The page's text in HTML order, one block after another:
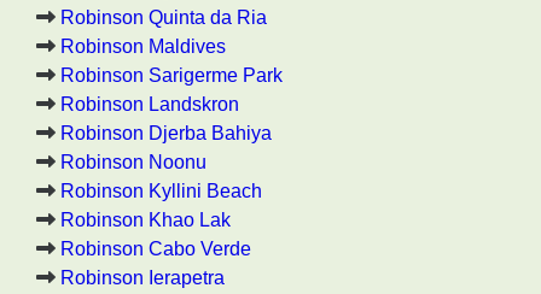
Robinson Quinta da Ria
Robinson Maldives
Robinson Sarigerme Park
Robinson Landskron
Robinson Djerba Bahiya
Robinson Noonu
Robinson Kyllini Beach
Robinson Khao Lak
Robinson Cabo Verde
Robinson Ierapetra